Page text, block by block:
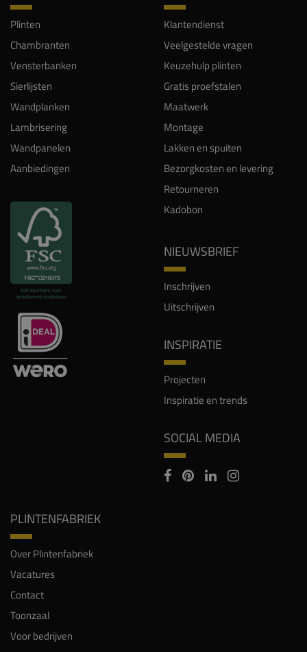
Plinten
Chambranten
Vensterbanken
Sierlijsten
Wandplanken
Lambrisering
Wandpanelen
Aanbiedingen
Klantendienst
Veelgestelde vragen
Keuzehulp plinten
Gratis proefstalen
Maatwerk
Montage
Lakken en spuiten
Bezorgkosten en levering
Retourneren
Kadobon
NIEUWSBRIEF
Inschrijven
Uitschrijven
INSPIRATIE
Projecten
Inspiratie en trends
SOCIAL MEDIA
PLINTENFABRIEK
Over Plintenfabriek
Vacatures
Contact
Toonzaal
Voor bedrijven